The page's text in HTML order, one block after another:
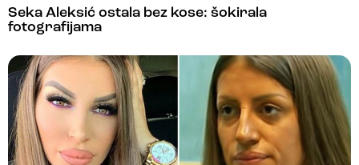
Seka Aleksić ostala bez kose: šokirala
fotografijama